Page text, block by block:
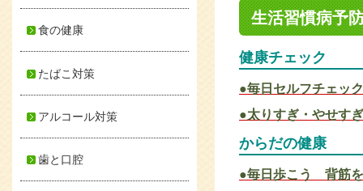
生活習慣病予
健康チェック
●毎日セルフチェッ
●太りすぎ・やせす
からだの健康
●毎日歩こう 背筋
食の健康
たばこ対策
アルコール対策
歯と口腔